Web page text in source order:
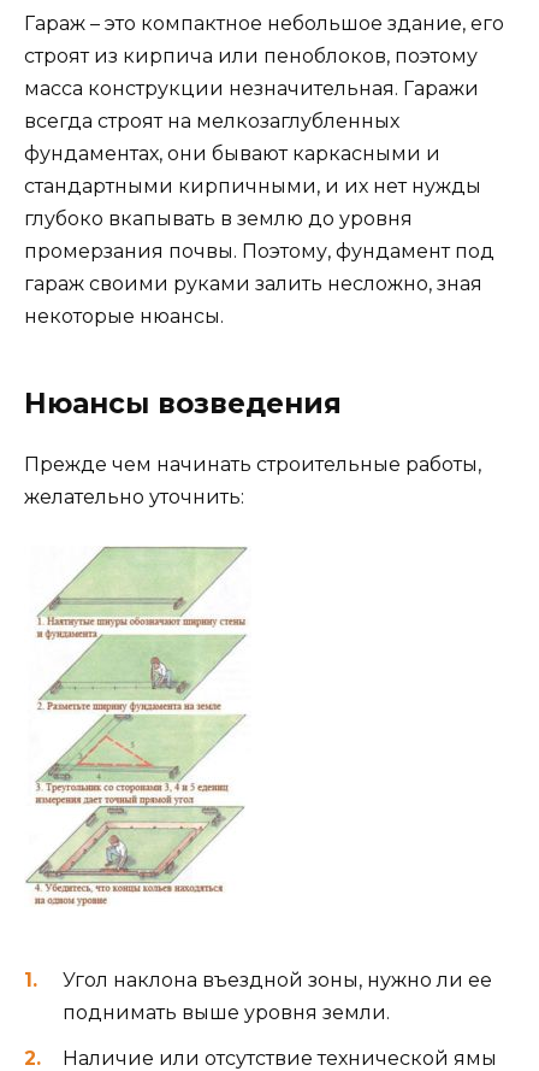
Гараж – это компактное небольшое здание, его
строят из кирпича или пеноблоков, поэтому
масса конструкции незначительная. Гаражи
всегда строят на мелкозаглубленных
фундаментах, они бывают каркасными и
стандартными кирпичными, и их нет нужды
глубоко вкапывать в землю до уровня
промерзания почвы. Поэтому, фундамент под
гараж своими руками залить несложно, зная
некоторые нюансы.
Нюансы возведения
Прежде чем начинать строительные работы,
желательно уточнить:
Угол наклона въездной зоны, нужно ли ее
поднимать выше уровня земли.
Наличие или отсутствие технической ямы